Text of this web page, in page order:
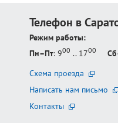
Телефон в
Режим работы:
Пн–Пт: 900 .. 1700
Схема проезда
Написать нам письмо
Контакты